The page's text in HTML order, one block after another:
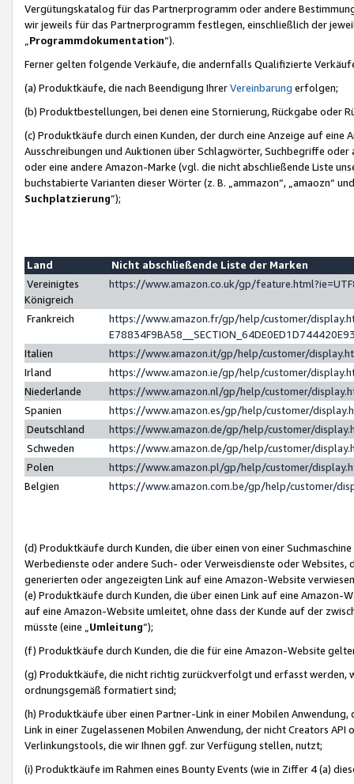
Vergütungskatalog für das Partnerprogramm oder andere
wir jeweils für das Partnerprogramm festlegen, einschließlich der
Programmdokumentation“).
Ferner gelten folgende Verkäufe, die andernfalls Qualifizierte
(a) Produktkäufe, die nach Beendigung IhrerVereinbarung erfolgen;
(b) Produktbestellungen, bei denen eine Stornierung, Rückgabe oder
(c) Produktkäufe durch einen Kunden, der durch eine Anzeige auf
Ausschreibungen und Auktionen über Schlagwörter, Suchbegriffe
oder eine andere Amazon-Marke (vgl. die nicht abschließende Liste
buchstabierte Varianten dieser Wörter (z. B. „ammazon“, „amaozn“
Suchplatzierung”);
Land
Nicht abschließende Liste der Marken
Vereinigtes
Königreich
https://www.amazon.co.uk/gp/
Frankreich
https://www.amazon.fr/gp/help/customer/
Italien
https://www.amazon.it/gp/help/customer/
Irland
https://www.amazon.ie/gp/help/customer/
Niederlande
https://www.amazon.nl/gp/help/customer/
Spanien
https://www.amazon.es/gp/help/customer/
Deutschland
https://www.amazon.de/gp/help/customer/
Schweden
https://www.amazon.de/gp/help/customer/
Polen
https://www.amazon.pl/gp/help/customer/
Belgien
https://www.amazon.com.be/gp/help/customer/
(d) Produktkäufe durch Kunden, die über einen von einer
Werbedienste oder andere Such- oder Verweisdienste oder Websites,
generierten oder angezeigten Link auf eine Amazon-Website
(e) Produktkäufe durch Kunden, die über einen Link auf eine
auf eine Amazon-Website umleitet, ohne dass der Kunde auf der
müsste (eine „ Umleitung“);
(f) Produktkäufe durch Kunden, die die für eine Amazon-Website
(g) Produktkäufe, die nicht richtig zurückverfolgt und erfasst werden,
ordnungsgemäß formatiert sind;
(h) Produktkäufe über einen Partner-Link in einer Mobilen
Link in einer Zugelassenen Mobilen Anwendung, der nicht Creators
Verlinkungstools, die wir Ihnen ggf. zur Verfügung stellen, nutzt;
(i) Produktkäufe im Rahmen eines Bounty Events (wie in Ziffer 4 (a)